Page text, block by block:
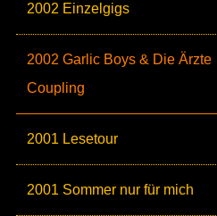
2002 Einzelgigs
2002 Garlic Boys & Die Ärzte
Coupling
2001 Lesetour
2001 Sommer nur für mich